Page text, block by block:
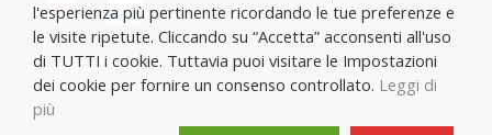
Privacy Policy
l'esperienza più pertinente ricordando le tue preferenze e
le visite ripetute. Cliccando su “Accetta” acconsenti all'uso
di TUTTI i cookie. Tuttavia puoi visitare le Impostazioni
dei cookie per fornire un consenso controllato. Leggi di
più